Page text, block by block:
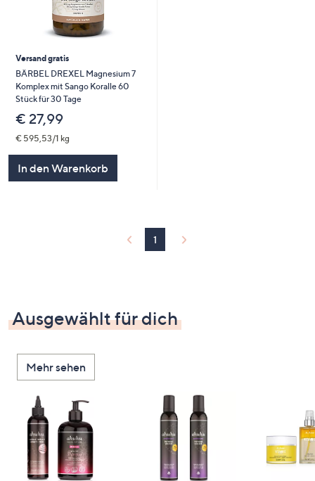
Versand gratis
BÄRBEL DREXEL Magnesium 7
Komplex mit Sango Koralle 60
Stück für 30 Tage
€ 27,99
€ 595,53/1 kg
In den Warenkorb
1
Ausgewählt für dich
Mehr sehen